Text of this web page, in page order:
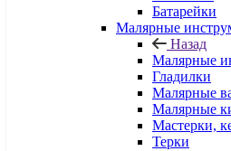
Батарейки
Малярные
Назад
Малярные
Гладилки
Малярные
Малярные
Мастерки,
Терки